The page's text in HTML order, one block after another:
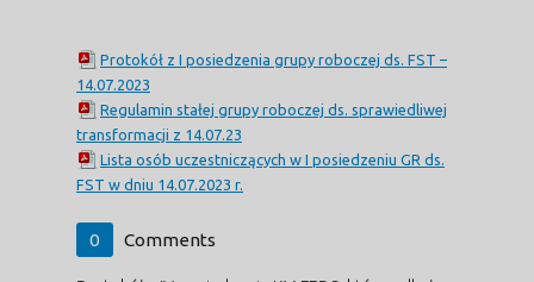
Protokół z I posiedzenia grupy roboczej ds. FST –
14.07.2023
Regulamin stałej grupy roboczej ds. sprawiedliwej
transformacji z 14.07.23
Lista osób uczestniczących w I posiedzeniu GR ds.
FST w dniu 14.07.2023 r.
0 Comments